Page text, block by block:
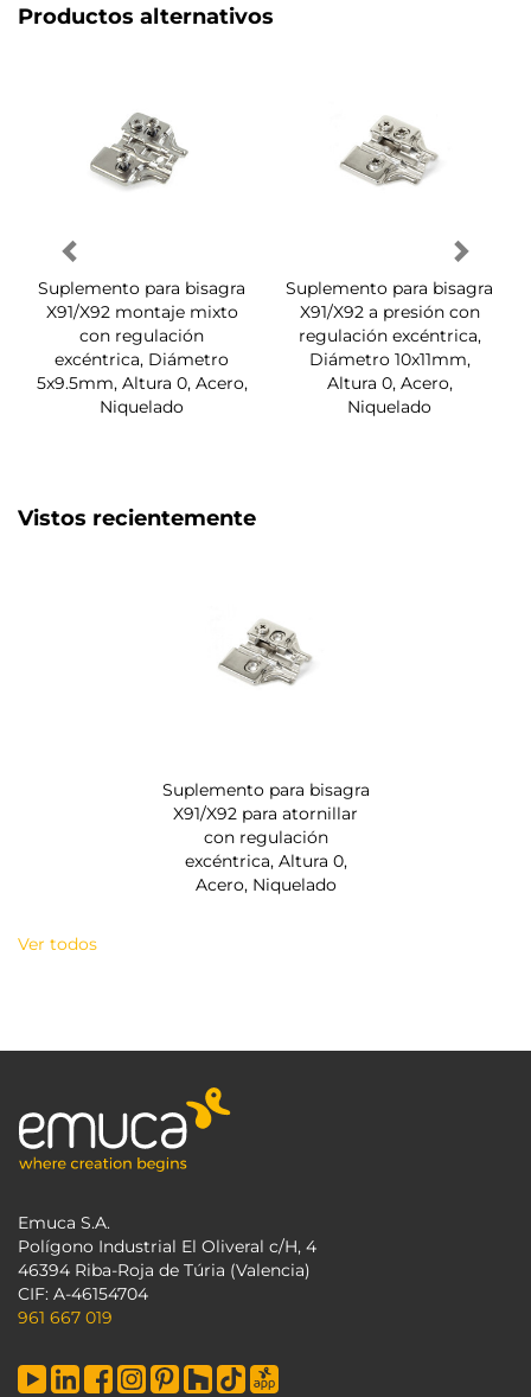
Productos alternativos
Suplemento para bisagra
X91/X92 montaje mixto
con regulación
excéntrica, Diámetro
5x9.5mm, Altura 0, Acero,
Niquelado
Suplemento para bisagra
X91/X92 a presión con
regulación excéntrica,
Diámetro 10x11mm,
Altura 0, Acero,
Niquelado
Vistos recientemente
Suplemento para bisagra
X91/X92 para atornillar
con regulación
excéntrica, Altura 0,
Acero, Niquelado
Ver todos
Emuca S.A.
Polígono Industrial El Oliveral c/H, 4
46394 Riba-Roja de Túria (Valencia)
CIF: A-46154704
961 667 019